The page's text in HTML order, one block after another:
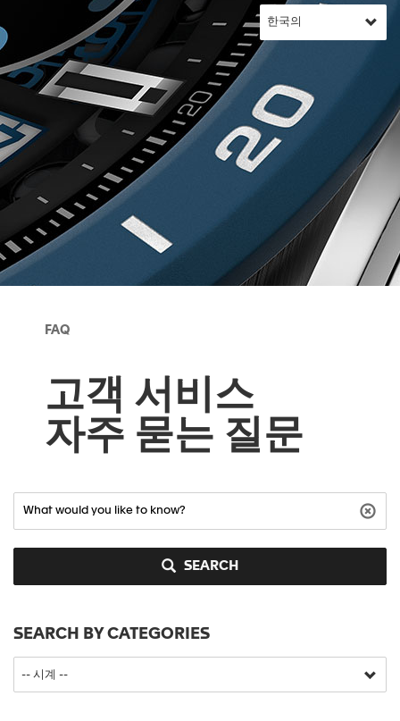
FAQ
고객 서비스
자주 묻는 질문
SEARCH
SEARCH BY CATEGORIES